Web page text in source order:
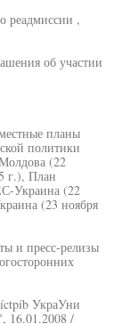
реадмиссии ,
об участии
планы
политики
(22
г.), План
Украина (22
(23 ноября
и пресс-релизы
УкраУни
16.01.2008 /